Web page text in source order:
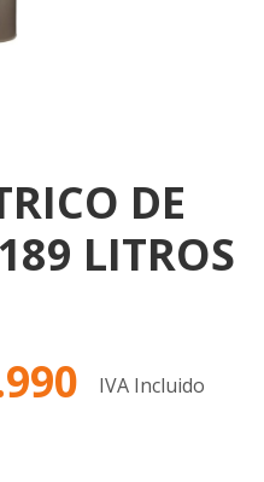
DE
LITROS
IVA Incluido